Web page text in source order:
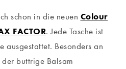
schon in die neuen Colour
FACTOR. Jede Tasche ist
ausgestattet. Besonders an
buttrige Balsam